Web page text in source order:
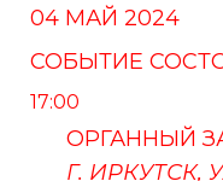
04 МАЙ 2024
СОБЫТИЕ
17:00
ОРГАННЫЙ
Г. ИРКУТСК,